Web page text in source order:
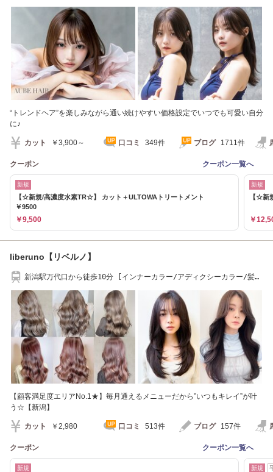
“トレンドヘア”を楽しみながら通い続けやすい価格設定でいつでも可愛い自分
に♪
カット ￥3,900～ 口コミ 349件 ブログ 1711件
クーポン クーポン一覧へ
新規
【☆新規/高濃度水素TR☆】 カット＋ULTOWAトリートメント
￥9500
￥9,500
新規
【☆新
￥
liberuno【リベルノ】
新潟駅万代口から徒歩10分 [インナーカラー/アディクシーカラー/髪質
【顧客満足度エリアNo.1★】毎月通えるメニューだから”いつもキレイ”が叶
う☆【新潟】
カット ￥2,980 口コミ 513件 ブログ 157件
クーポン クーポン一覧へ
新規 新規